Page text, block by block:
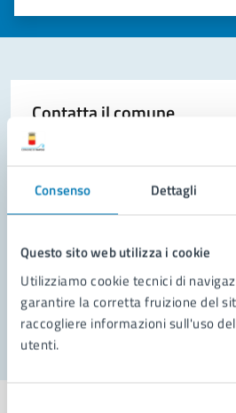
Consenso Dettagli
Questo sito web utilizza i cookie
Utilizziamo cookie tecnici di
garantire la corretta fruizione del
raccogliere informazioni sull'uso
utenti.
Valuta 5 stelle su 5
Valuta 4 stelle su 5
Valuta 3 stelle su 5
Valuta 2 stelle su 5
Valuta 1 stelle su 5
Contatta il comune
Richiedi assistenza
Segnala disservizio